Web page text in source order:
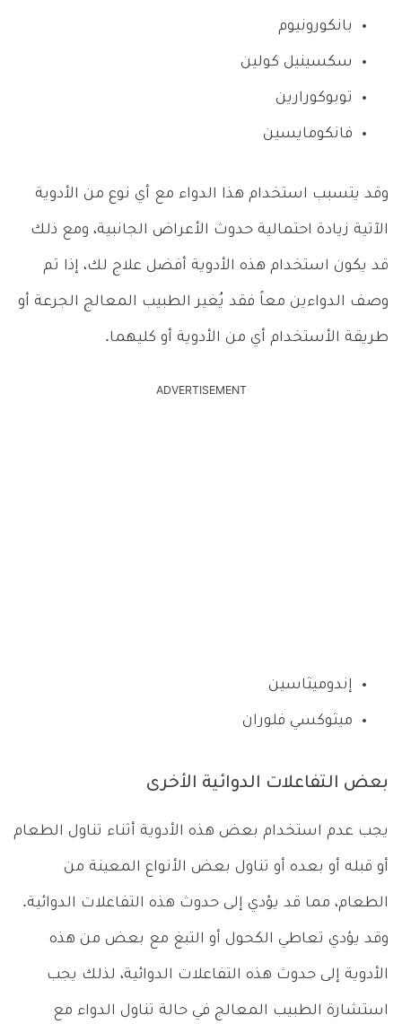
بانكورونيوم
سكسينيل كولين
توبوكورارين
فانكومايسين
وقد يتسبب استخدام هذا الدواء مع أي نوع من الأدوية
الآتية زيادة احتمالية حدوث الأعراض الجانبية، ومع ذلك
قد يكون استخدام هذه الأدوية أفضل علاج لك، إذا تم
وصف الدواءين معاً فقد يُغير الطبيب المعالج الجرعة أو
طريقة الأستخدام أي من الأدوية أو كليهما.
ADVERTISEMENT
إندوميثاسين
ميثوكسي فلوران
بعض التفاعلات الدوائية الأخرى
يجب عدم استخدام بعض هذه الأدوية أثناء تناول الطعام
أو قبله أو بعده أو تناول بعض الأنواع المعينة من
الطعام، مما قد يؤدي إلى حدوث هذه التفاعلات الدوائية.
وقد يؤدي تعاطي الكحول أو التبغ مع بعض من هذه
الأدوية إلى حدوث هذه التفاعلات الدوائية، لذلك يجب
استشارة الطبيب المعالج في حالة تناول الدواء مع